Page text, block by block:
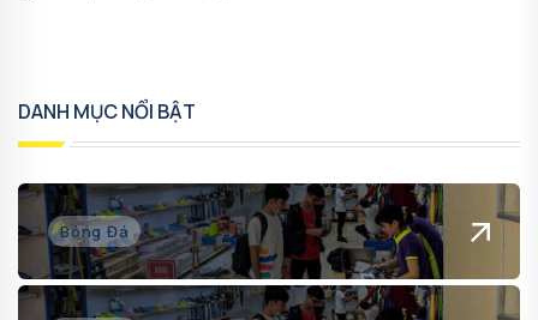
DANH MỤC NỔI BẬT
Bóng Đá